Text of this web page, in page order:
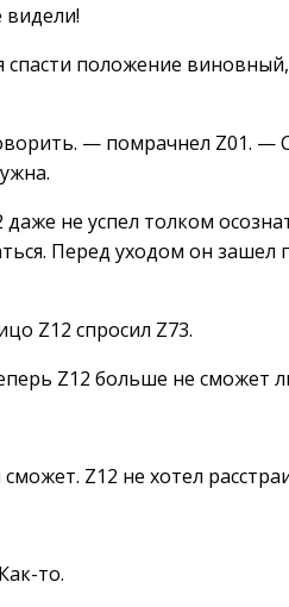
положение
— помрачнел Z01. —
не успел толком
Перед уходом он зашел
Z12 спросил Z73.
Z12 больше не сможет
Z12 не хотел
то.